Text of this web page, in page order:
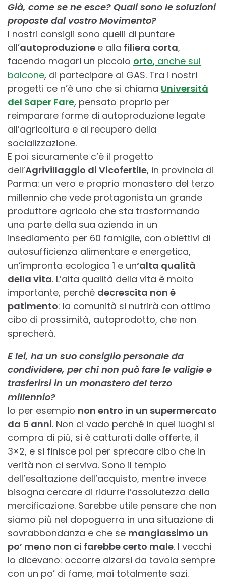
Già, come se ne esce? Quali sono le soluzioni
proposte dal vostro Movimento?
I nostri consigli sono quelli di puntare
all’autoproduzione e alla filiera corta,
facendo magari un piccolo orto, anche sul
balcone, di partecipare ai GAS. Tra i nostri
progetti ce n’è uno che si chiama Università
del Saper Fare, pensato proprio per
reimparare forme di autoproduzione legate
all’agricoltura e al recupero della
socializzazione.
E poi sicuramente c’è il progetto
dell’Agrivillaggio di Vicofertile, in provincia di
Parma: un vero e proprio monastero del terzo
millennio che vede protagonista un grande
produttore agricolo che sta trasformando
una parte della sua azienda in un
insediamento per 60 famiglie, con obiettivi di
autosufficienza alimentare e energetica,
un’impronta ecologica 1 e un‘alta qualità
della vita. L’alta qualità della vita è molto
importante, perché decrescita non è
patimento: la comunità si nutrirà con ottimo
cibo di prossimità, autoprodotto, che non
sprecherà.
E lei, ha un suo consiglio personale da
condividere, per chi non può fare le valigie e
trasferirsi in un monastero del terzo
millennio?
Io per esempio non entro in un supermercato
da 5 anni. Non ci vado perché in quei luoghi si
compra di più, si è catturati dalle offerte, il
3×2, e si finisce poi per sprecare cibo che in
verità non ci serviva. Sono il tempio
dell’esaltazione dell’acquisto, mentre invece
bisogna cercare di ridurre l’assolutezza della
mercificazione. Sarebbe utile pensare che non
siamo più nel dopoguerra in una situazione di
sovrabbondanza e che se mangiassimo un
po’ meno non ci farebbe certo male. I vecchi
lo dicevano: occorre alzarsi da tavola sempre
con un po’ di fame, mai totalmente sazi.